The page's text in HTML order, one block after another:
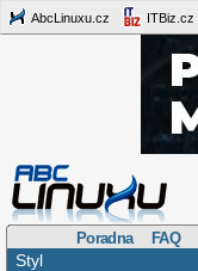
AbcLinuxu.cz ITBiz.cz
Poradna FAQ
Styl